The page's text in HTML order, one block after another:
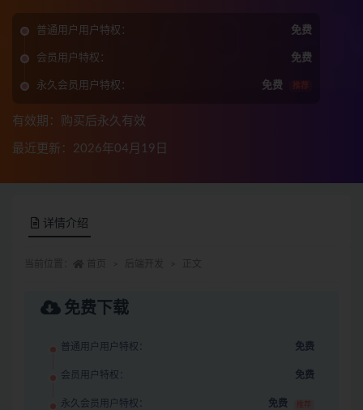
普通用户用户特权： 免费
会员用户特权： 免费
永久会员用户特权： 免费 推荐
有效期：购买后永久有效
最近更新：2026年04月19日
详情介绍
免费下载
普通用户用户特权： 免费
会员用户特权： 免费
永久会员用户特权： 免费 推荐